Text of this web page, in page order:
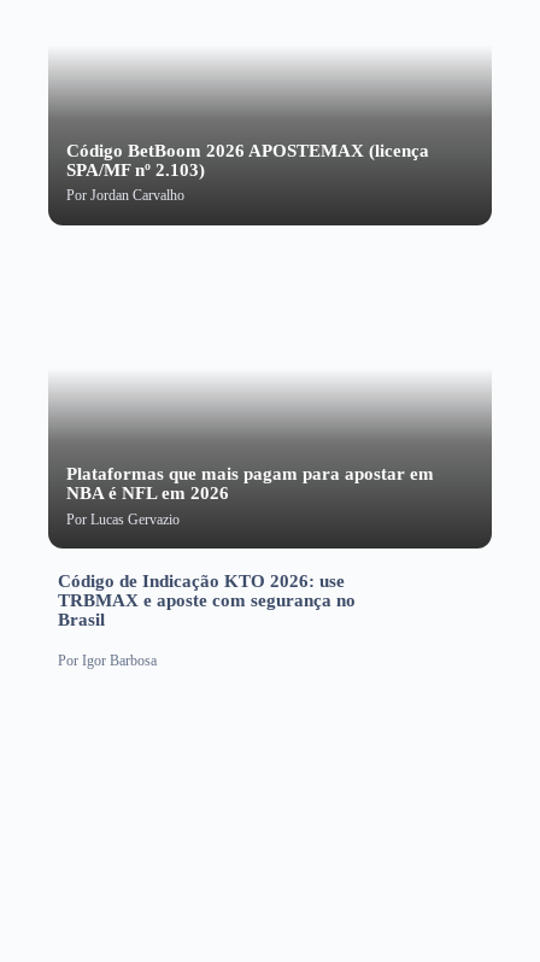
Código BetBoom 2026 APOSTEMAX (licença
SPA/MF nº 2.103)
Por Jordan Carvalho
Plataformas que mais pagam para apostar em
NBA é NFL em 2026
Por Lucas Gervazio
Código de Indicação KTO 2026: use
TRBMAX e aposte com segurança no
Brasil
Por Igor Barbosa